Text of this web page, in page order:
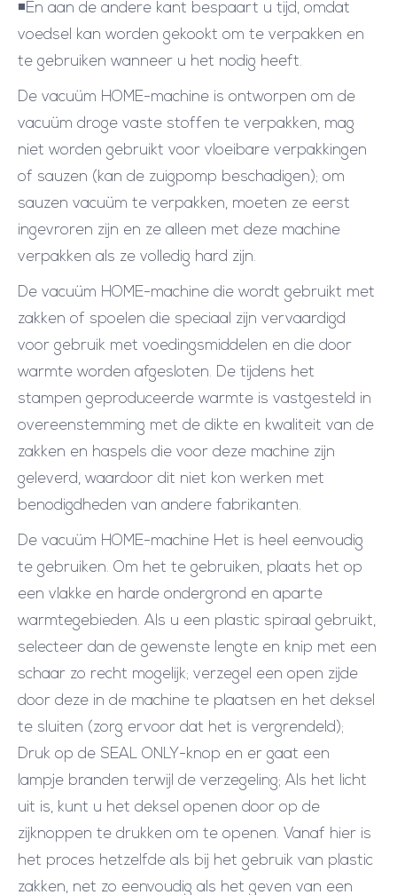
◾En aan de andere kant bespaart u tijd, omdat
voedsel kan worden gekookt om te verpakken en
te gebruiken wanneer u het nodig heeft.
De vacuüm HOME-machine is ontworpen om de
vacuüm droge vaste stoffen te verpakken, mag
niet worden gebruikt voor vloeibare verpakkingen
of sauzen (kan de zuigpomp beschadigen); om
sauzen vacuüm te verpakken, moeten ze eerst
ingevroren zijn en ze alleen met deze machine
verpakken als ze volledig hard zijn.
De vacuüm HOME-machine die wordt gebruikt met
zakken of spoelen die speciaal zijn vervaardigd
voor gebruik met voedingsmiddelen en die door
warmte worden afgesloten. De tijdens het
stampen geproduceerde warmte is vastgesteld in
overeenstemming met de dikte en kwaliteit van de
zakken en haspels die voor deze machine zijn
geleverd, waardoor dit niet kon werken met
benodigdheden van andere fabrikanten.
De vacuüm HOME-machine Het is heel eenvoudig
te gebruiken. Om het te gebruiken, plaats het op
een vlakke en harde ondergrond en aparte
warmtegebieden. Als u een plastic spiraal gebruikt,
selecteer dan de gewenste lengte en knip met een
schaar zo recht mogelijk; verzegel een open zijde
door deze in de machine te plaatsen en het deksel
te sluiten (zorg ervoor dat het is vergrendeld);
Druk op de SEAL ONLY-knop en er gaat een
lampje branden terwijl de verzegeling; Als het licht
uit is, kunt u het deksel openen door op de
zijknoppen te drukken om te openen. Vanaf hier is
het proces hetzelfde als bij het gebruik van plastic
zakken, net zo eenvoudig als het geven van een